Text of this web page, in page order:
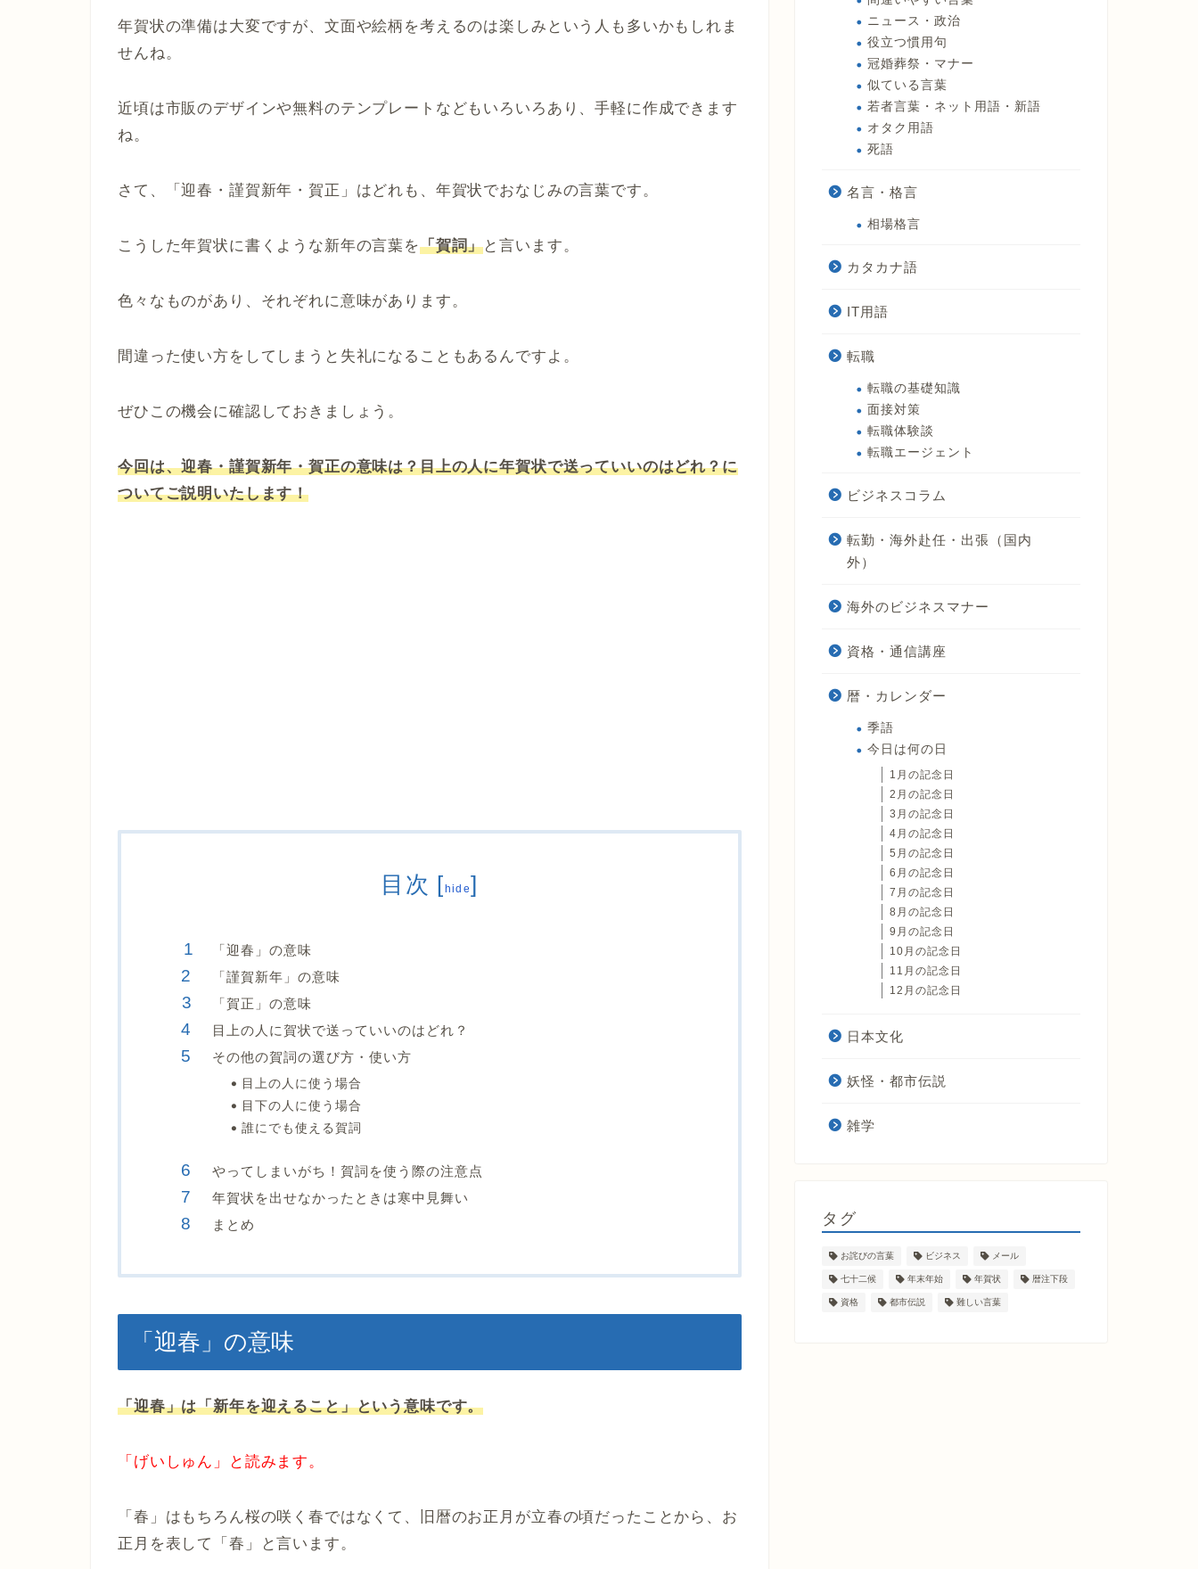
年賀状の準備は大変ですが、文面や絵柄を考えるのは楽しみという人も多いかもしれま
せんね。
近頃は市販のデザインや無料のテンプレートなどもいろいろあり、手軽に作成できます
ね。
さて、「迎春・謹賀新年・賀正」はどれも、年賀状でおなじみの言葉です。
こうした年賀状に書くような新年の言葉を「賀詞」と言います。
色々なものがあり、それぞれに意味があります。
間違った使い方をしてしまうと失礼になることもあるんですよ。
ぜひこの機会に確認しておきましょう。
今回は、迎春・謹賀新年・賀正の意味は？目上の人に年賀状で送っていいのはどれ？に
ついてご説明いたします！
目次 [hide]
「迎春」の意味
「謹賀新年」の意味
「賀正」の意味
目上の人に賀状で送っていいのはどれ？
その他の賀詞の選び方・使い方
目上の人に使う場合
目下の人に使う場合
誰にでも使える賀詞
やってしまいがち！賀詞を使う際の注意点
年賀状を出せなかったときは寒中見舞い
まとめ
「迎春」の意味
「迎春」は「新年を迎えること」という意味です。
「げいしゅん」と読みます。
「春」はもちろん桜の咲く春ではなくて、旧暦のお正月が立春の頃だったことから、お
正月を表して「春」と言います。
ニュース・政治
役立つ慣用句
冠婚葬祭・マナー
似ている言葉
若者言葉・ネット用語・新語
オタク用語
死語
名言・格言
相場格言
カタカナ語
IT用語
転職
転職の基礎知識
面接対策
転職体験談
転職エージェント
ビジネスコラム
転勤・海外赴任・出張（国内
外）
海外のビジネスマナー
資格・通信講座
暦・カレンダー
季語
今日は何の日
1月の記念日
2月の記念日
3月の記念日
4月の記念日
5月の記念日
6月の記念日
7月の記念日
8月の記念日
9月の記念日
10月の記念日
11月の記念日
12月の記念日
日本文化
妖怪・都市伝説
雑学
タグ
お詫びの言葉 ビジネス メール
七十二候 年末年始 年賀状 暦注下段
資格 都市伝説 難しい言葉